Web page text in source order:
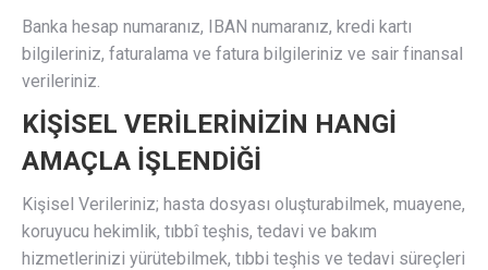
Banka hesap numaranız, IBAN numaranız, kredi kartı
bilgileriniz, faturalama ve fatura bilgileriniz ve sair finansal
verileriniz.
KİŞİSEL VERİLERİNİZİN HANGİ
AMAÇLA İŞLENDİĞİ
Kişisel Verileriniz; hasta dosyası oluşturabilmek, muayene,
koruyucu hekimlik, tıbbî teşhis, tedavi ve bakım
hizmetlerinizi yürütebilmek, tıbbi teşhis ve tedavi süreçleri